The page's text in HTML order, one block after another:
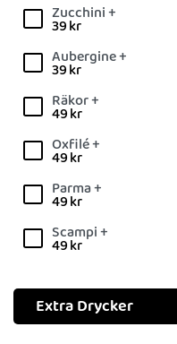
Zucchini +
39kr
Aubergine +
39kr
Räkor +
49kr
Oxfilé +
49kr
Parma +
49kr
Scampi +
49kr
Extra Drycker